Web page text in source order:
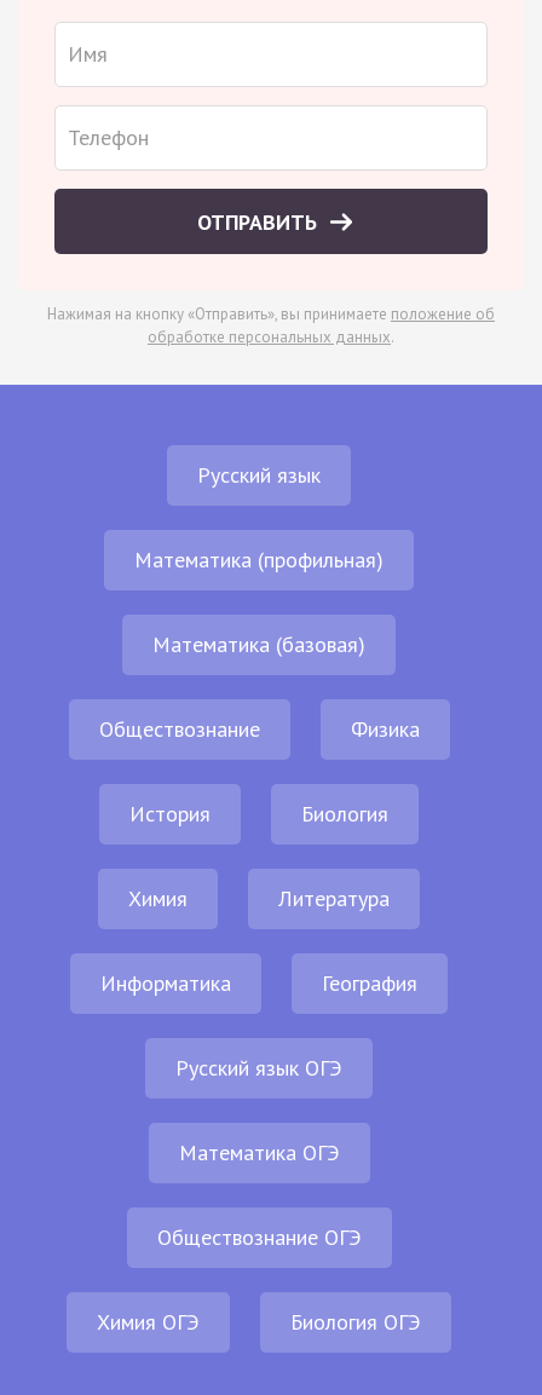
ОТПРАВИТЬ
Нажимая на кнопку «Отправить», вы принимаете положение об
обработке персональных данных.
Русский язык
Математика (профильная)
Математика (базовая)
Обществознание Физика
История Биология
Химия Литература
Информатика География
Русский язык ОГЭ
Математика ОГЭ
Обществознание ОГЭ
Химия ОГЭ Биология ОГЭ